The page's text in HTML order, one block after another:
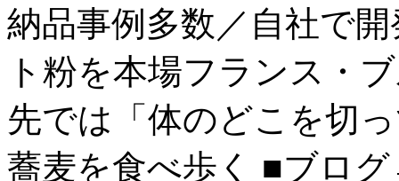
納品事例多数／自社で
ト粉を本場フランス・
先では「体のどこを切
蕎麦を食べ歩く ■ブロ